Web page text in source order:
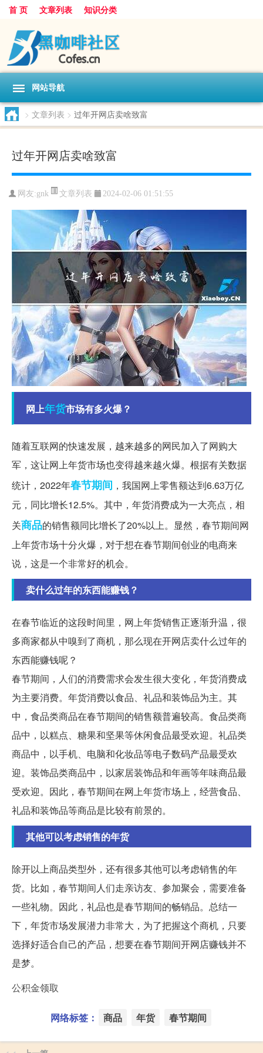
首 页 文章列表 知识分类
网站导航
> 文章列表 > 过年开网店卖啥致富
过年开网店卖啥致富
网友:gnk 文章列表 2024-02-06 01:51:55
网上年货市场有多火爆？
随着互联网的快速发展，越来越多的网民加入了网购大
军，这让网上年货市场也变得越来越火爆。根据有关数据
统计，2022年春节期间 ，我国网上零售额达到6.63万亿
元，同比增长12.5%。其中，年货消费成为一大亮点，相
关商品的销售额同比增长了20%以上。显然，春节期间网
上年货市场十分火爆，对于想在春节期间创业的电商来
说，这是一个非常好的机会。
卖什么过年的东西能赚钱？
在春节临近的这段时间里，网上年货销售正逐渐升温，很
多商家都从中嗅到了商机，那么现在开网店卖什么过年的
东西能赚钱呢？
春节期间，人们的消费需求会发生很大变化，年货消费成
为主要消费。年货消费以食品、礼品和装饰品为主。其
中，食品类商品在春节期间的销售额普遍较高。食品类商
品中，以糕点、糖果和坚果等休闲食品最受欢迎。礼品类
商品中，以手机、电脑和化妆品等电子数码产品最受欢
迎。装饰品类商品中，以家居装饰品和年画等年味商品最
受欢迎。因此，春节期间在网上年货市场上，经营食品、
礼品和装饰品等商品是比较有前景的。
其他可以考虑销售的年货
除开以上商品类型外，还有很多其他可以考虑销售的年
货。比如，春节期间人们走亲访友、参加聚会，需要准备
一些礼物。因此，礼品也是春节期间的畅销品。总结一
下，年货市场发展潜力非常大，为了把握这个商机，只要
选择好适合自己的产品，想要在春节期间开网店赚钱并不
是梦。
公积金领取
网络标签： 商品 年货 春节期间